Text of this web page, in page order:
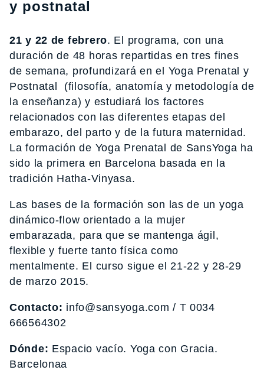
y postnatal
21 y 22 de febrero. El programa, con una
duración de 48 horas repartidas en tres fines
de semana, profundizará en el Yoga Prenatal y
Postnatal (filosofía, anatomía y metodología de
la enseñanza) y estudiará los factores
relacionados con las diferentes etapas del
embarazo, del parto y de la futura maternidad.
La formación de Yoga Prenatal de SansYoga ha
sido la primera en Barcelona basada en la
tradición Hatha-Vinyasa.
Las bases de la formación son las de un yoga
dinámico-flow orientado a la mujer
embarazada, para que se mantenga ágil,
flexible y fuerte tanto física como
mentalmente. El curso sigue el 21-22 y 28-29
de marzo 2015.
Contacto: info@sansyoga.com / T 0034
666564302
Dónde: Espacio vacío. Yoga con Gracia.
Barcelonaa